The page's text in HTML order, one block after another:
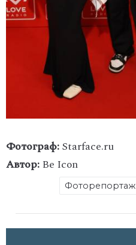
Фотограф:Starface.ru
Автор:Be Icon
Фоторепортаж